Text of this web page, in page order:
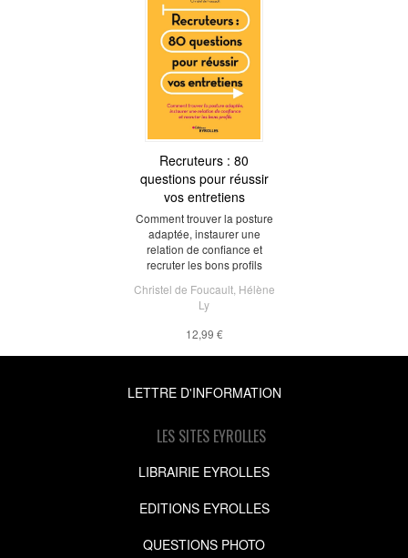
Recruteurs : 80
questions pour réussir
vos entretiens
Comment trouver la posture
adaptée, instaurer une
relation de confiance et
recruter les bons profils
Christel de Foucault, Hélène
Ly
12,99 €
LETTRE D'INFORMATION
LES SITES EYROLLES
LIBRAIRIE EYROLLES
EDITIONS EYROLLES
QUESTIONS PHOTO